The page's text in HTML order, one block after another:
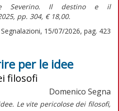
Severino. Il destino e il
pp. 304, € 18,00.
Segnalazioni, 15/07/2026, pag. 423
per le idee
filosofi
Domenico Segna
Le vite pericolose dei filosofi,